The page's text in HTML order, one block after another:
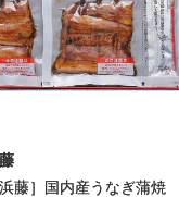
浜藤］国内産うなぎ蒲焼